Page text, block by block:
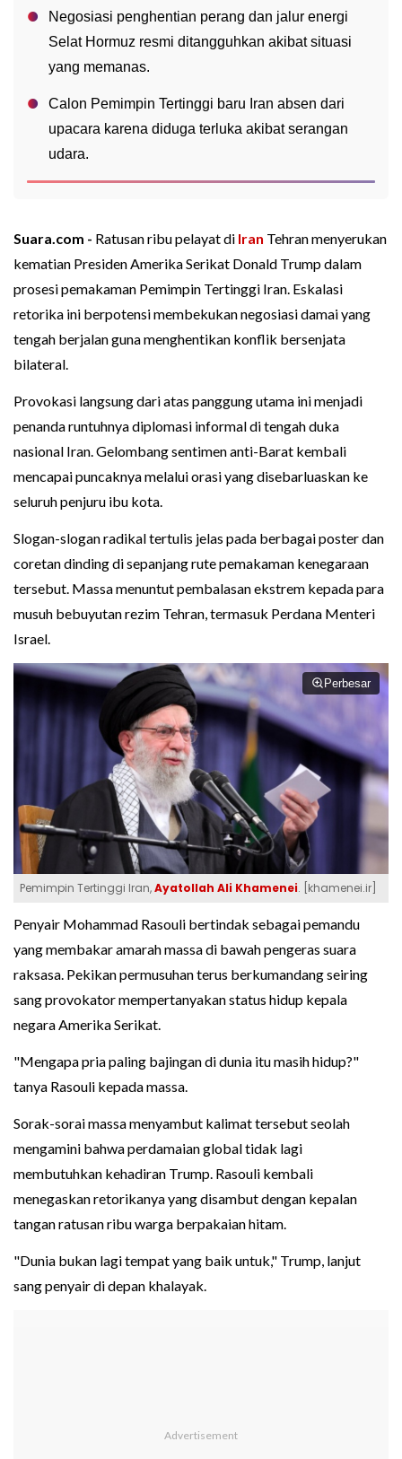
Negosiasi penghentian perang dan jalur energi
Selat Hormuz resmi ditangguhkan akibat situasi
yang memanas.
Calon Pemimpin Tertinggi baru Iran absen dari
upacara karena diduga terluka akibat serangan
udara.
Suara.com - Ratusan ribu pelayat di Iran Tehran menyerukan
kematian Presiden Amerika Serikat Donald Trump dalam
prosesi pemakaman Pemimpin Tertinggi Iran. Eskalasi
retorika ini berpotensi membekukan negosiasi damai yang
tengah berjalan guna menghentikan konflik bersenjata
bilateral.
Provokasi langsung dari atas panggung utama ini menjadi
penanda runtuhnya diplomasi informal di tengah duka
nasional Iran. Gelombang sentimen anti-Barat kembali
mencapai puncaknya melalui orasi yang disebarluaskan ke
seluruh penjuru ibu kota.
Slogan-slogan radikal tertulis jelas pada berbagai poster dan
coretan dinding di sepanjang rute pemakaman kenegaraan
tersebut. Massa menuntut pembalasan ekstrem kepada para
musuh bebuyutan rezim Tehran, termasuk Perdana Menteri
Israel.
Perbesar
Pemimpin Tertinggi Iran,Ayatollah Ali Khamenei. [khamenei.ir]
Penyair Mohammad Rasouli bertindak sebagai pemandu
yang membakar amarah massa di bawah pengeras suara
raksasa. Pekikan permusuhan terus berkumandang seiring
sang provokator mempertanyakan status hidup kepala
negara Amerika Serikat.
"Mengapa pria paling bajingan di dunia itu masih hidup?"
tanya Rasouli kepada massa.
Sorak-sorai massa menyambut kalimat tersebut seolah
mengamini bahwa perdamaian global tidak lagi
membutuhkan kehadiran Trump. Rasouli kembali
menegaskan retorikanya yang disambut dengan kepalan
tangan ratusan ribu warga berpakaian hitam.
"Dunia bukan lagi tempat yang baik untuk," Trump, lanjut
sang penyair di depan khalayak.